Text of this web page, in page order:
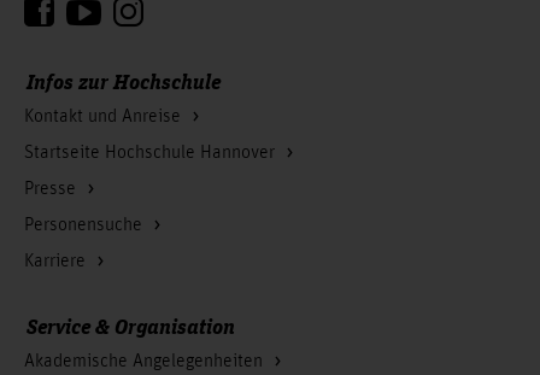
Infos zur Hochschule
Kontakt und Anreise
Startseite Hochschule Hannover
Presse
Personensuche
Karriere
Service & Organisation
Akademische Angelegenheiten